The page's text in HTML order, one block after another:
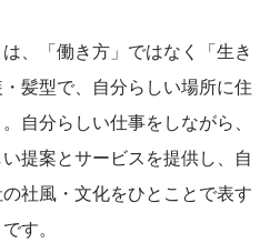
、「働き方」ではなく「生き
髪型で、自分らしい場所に住
自分らしい仕事をしながら、
提案とサービスを提供し、自
社風・文化をひとことで表す
す。